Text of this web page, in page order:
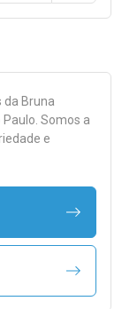
da Bruna
Somos a
e